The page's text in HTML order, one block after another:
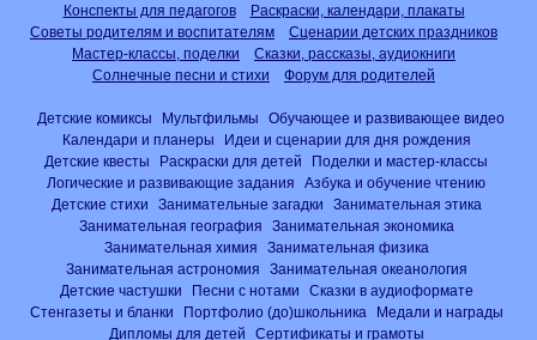
Конспекты для педагогов
Раскраски, календари, плакаты
Советы родителям и воспитателям
Сценарии детских праздников
Мастер-классы, поделки
Сказки, рассказы, аудиокниги
Солнечные песни и стихи
Форум для родителей
Детские комиксы Мультфильмы
Обучающее и развивающее видео
Календари и планеры
Идеи и сценарии для дня рождения
Детские квесты
Раскраски для детей
Поделки и мастер-классы
Логические и развивающие задания
Азбука и обучение чтению
Детские стихи
Занимательные загадки
Занимательная этика
Занимательная география
Занимательная экономика
Занимательная химия
Занимательная физика
Занимательная астрономия
Занимательная океанология
Детские частушки
Песни с нотами
Сказки в аудиоформате
Стенгазеты и бланки
Портфолио (до)школьника
Медали и награды
Дипломы для детей
Сертификаты и грамоты